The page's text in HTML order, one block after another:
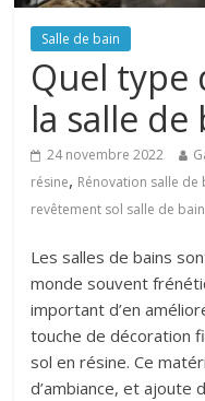
Salle de bain
Quel type
la salle de
24 novembre 2022
résine, Rénovation salle de
revêtement sol salle de
Les salles de bains
monde souvent
important d’en
touche de décoration
sol en résine. Ce
d’ambiance, et ajoute